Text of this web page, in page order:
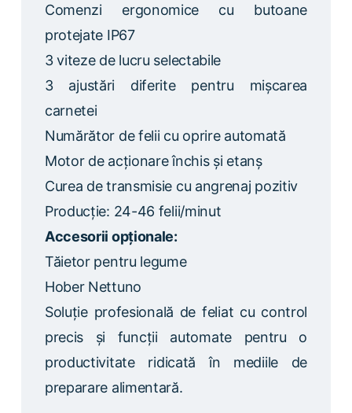
Comenzi ergonomice cu butoane
protejate IP67
3 viteze de lucru selectabile
3 ajustări diferite pentru mișcarea
carnetei
Numărător de felii cu oprire automată
Motor de acționare închis și etanș
Curea de transmisie cu angrenaj pozitiv
Producție: 24-46 felii/minut
Accesorii opționale:
Tăietor pentru legume
Hober Nettuno
Soluție profesională de feliat cu control
precis și funcții automate pentru o
productivitate ridicată în mediile de
preparare alimentară.